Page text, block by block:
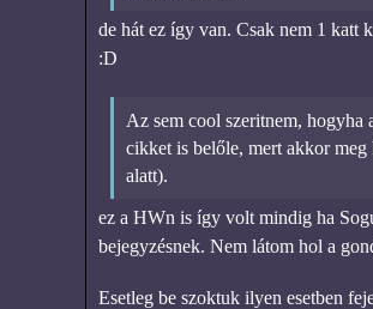
de hát ez így van. Csak nem 1 katt
:D
Az sem cool szeritnem, hogyha
cikket is belőle, mert akkor meg
alatt).
ez a HWn is így volt mindig ha
bejegyzésnek. Nem látom hol a
Esetleg be szoktuk ilyen esetben